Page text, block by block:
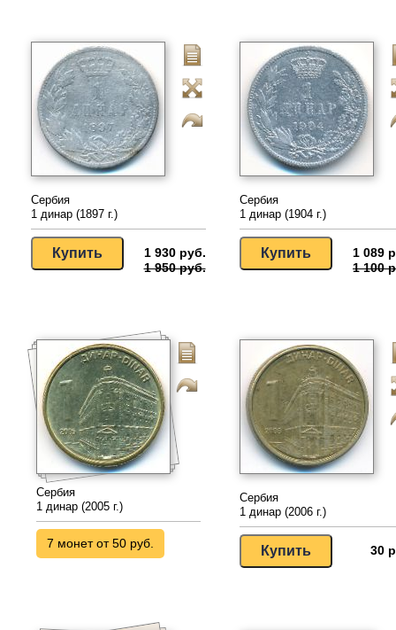
Сербия
1 динар (1897 г.)
1 930 руб.
1 950 руб.
Сербия
1 динар (1904 г.)
1 089
1 100
Сербия
1 динар (2005 г.)
7 монет от 50 руб.
Сербия
1 динар (2006 г.)
30